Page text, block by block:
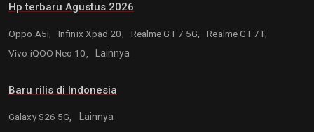
Hp terbaru Agustus 2026
Oppo A5i, Infinix Xpad 20, Realme GT 7 5G,
Realme GT 7T,
Vivo iQOO Neo 10,
Lainnya
Baru rilis di Indonesia
Galaxy S26 5G, Lainnya